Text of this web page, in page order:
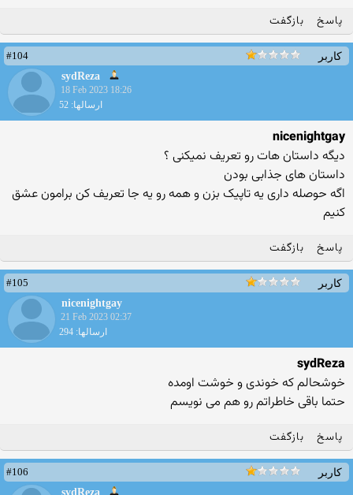
پاسخ بازگفت
کاربر
#104
sydReza
18 Feb 2023 18:26
ارسالها: 52
nicenightgay
دیگه داستان هات رو تعریف نمیکنی ؟
داستان های جذابی بودن
اگه حوصله داری یه تاپیک بزن و همه رو یه جا تعریف کن برامون عشق
کنیم
پاسخ بازگفت
کاربر
#105
nicenightgay
21 Feb 2023 02:37
ارسالها: 294
sydReza
خوشحالم که خوندی و خوشت اومده
حتما باقی خاطراتم رو هم می نویسم
پاسخ بازگفت
کاربر
#106
sydReza